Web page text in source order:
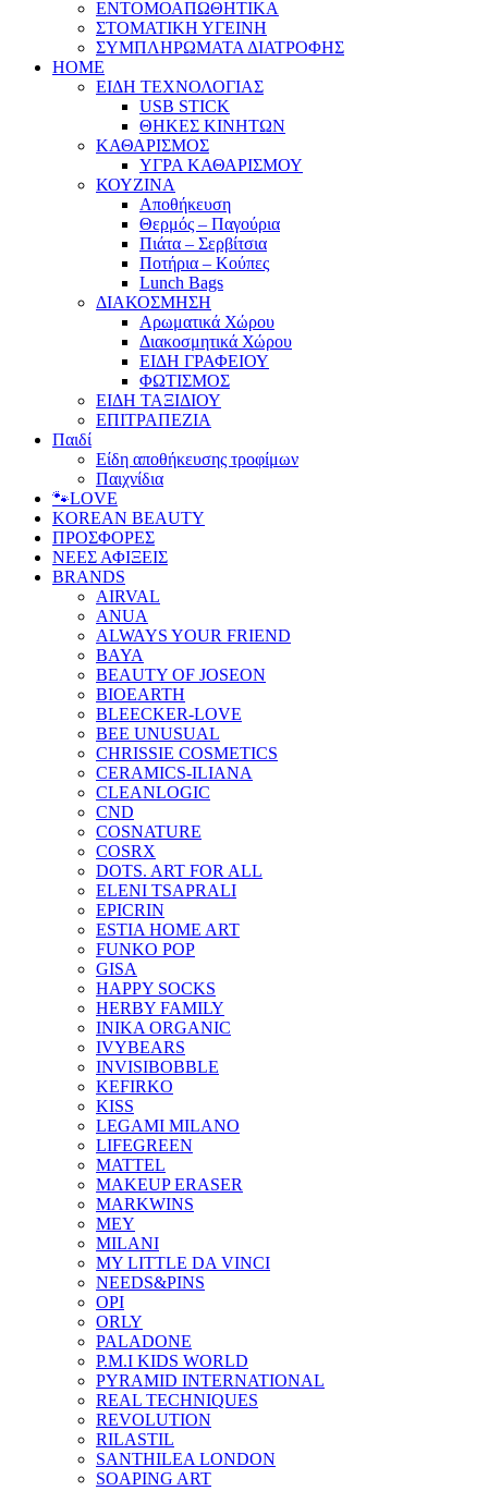
ΕΝΤΟΜΟΑΠΩΘΗΤΙΚΑ
ΣΤΟΜΑΤΙΚΗ ΥΓΕΙΝΗ
ΣΥΜΠΛΗΡΩΜΑΤΑ ΔΙΑΤΡΟΦΗΣ
HOME
ΕΙΔΗ ΤΕΧΝΟΛΟΓΙΑΣ
USB STICK
ΘΗΚΕΣ ΚΙΝΗΤΩΝ
ΚΑΘΑΡΙΣΜΟΣ
ΥΓΡΑ ΚΑΘΑΡΙΣΜΟΥ
ΚΟΥΖΙΝΑ
Αποθήκευση
Θερμός – Παγούρια
Πιάτα – Σερβίτσια
Ποτήρια – Κούπες
Lunch Bags
ΔΙΑΚΟΣΜΗΣΗ
Αρωματικά Χώρου
Διακοσμητικά Χώρου
ΕΙΔΗ ΓΡΑΦΕΙΟΥ
ΦΩΤΙΣΜΟΣ
ΕΙΔΗ ΤΑΞΙΔΙΟΥ
ΕΠΙΤΡΑΠΕΖΙΑ
Παιδί
Είδη αποθήκευσης τροφίμων
Παιχνίδια
🐾LOVE
KOREAN BEAUTY
ΠΡΟΣΦΟΡΕΣ
ΝΕΕΣ ΑΦΙΞΕΙΣ
BRANDS
AIRVAL
ANUA
ALWAYS YOUR FRIEND
BAYA
BEAUTY OF JOSEON
BIOEARTH
BLEECKER-LOVE
BEE UNUSUAL
CHRISSIE COSMETICS
CERAMICS-ILIANA
CLEANLOGIC
CND
COSNATURE
COSRX
DOTS. ART FOR ALL
ELENI TSAPRALI
EPICRIN
ESTIA HOME ART
FUNKO POP
GISA
HAPPY SOCKS
HERBY FAMILY
INIKA ORGANIC
IVYBEARS
INVISIBOBBLE
KEFIRKO
KISS
LEGAMI MILANO
LIFEGREEN
MATTEL
MAKEUP ERASER
MARKWINS
MEY
MILANI
MY LITTLE DA VINCI
NEEDS&PINS
OPI
ORLY
PALADONE
P.M.I KIDS WORLD
PYRAMID INTERNATIONAL
REAL TECHNIQUES
REVOLUTION
RILASTIL
SANTHILEA LONDON
SOAPING ART